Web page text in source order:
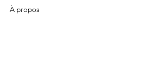
À propos